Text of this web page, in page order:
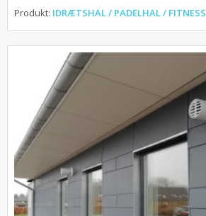
Produkt: IDRÆTSHAL / PADELHAL / FITNESS